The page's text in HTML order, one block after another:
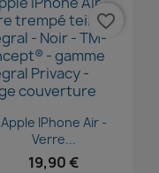
Aperçu rapide
Apple IPhone Air -
Verre...
19,90 €
favorite_border